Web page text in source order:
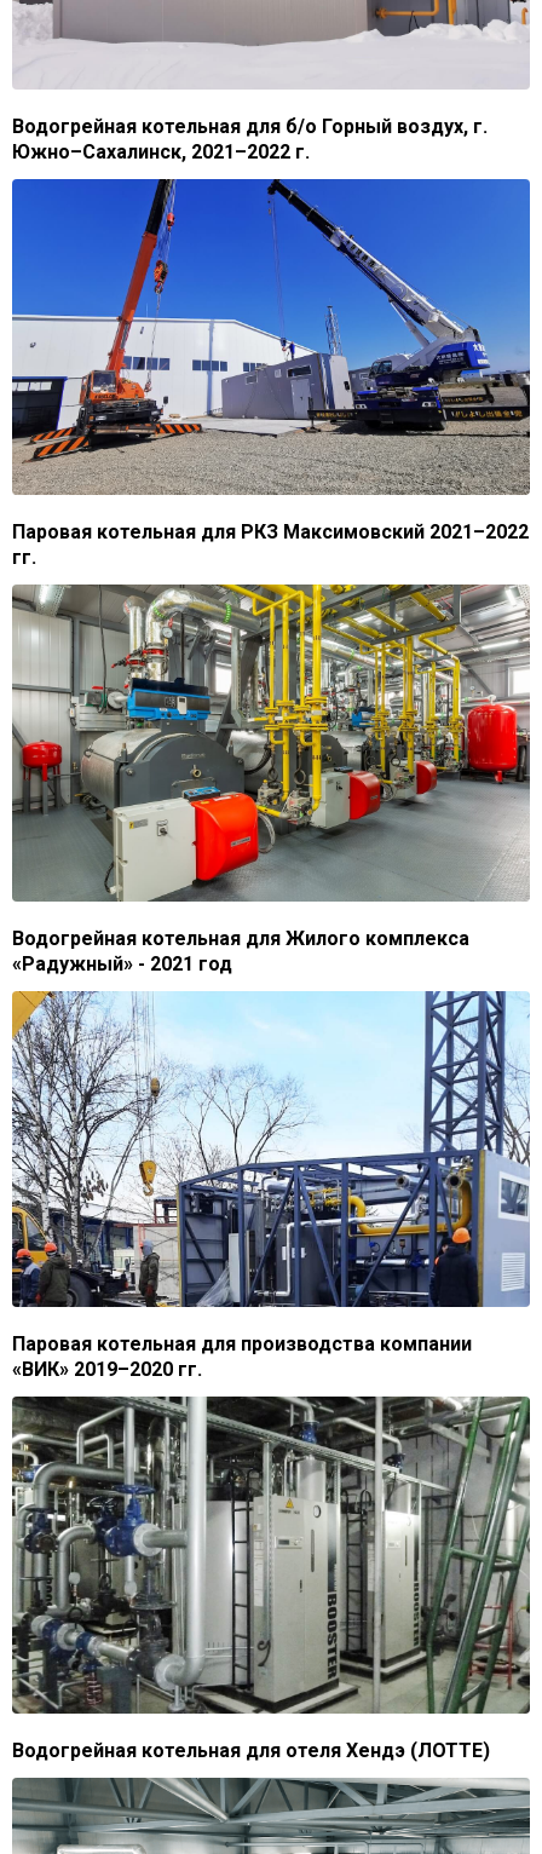
Водогрейная котельная для б/о Горный воздух, г.
Южно–Сахалинск, 2021–2022 г.
Паровая котельная для РКЗ Максимовский 2021–2022
гг.
Водогрейная котельная для Жилого комплекса
«Радужный» - 2021 год
Паровая котельная для производства компании
«ВИК» 2019–2020 гг.
Водогрейная котельная для отеля Хендэ (ЛОТТЕ)